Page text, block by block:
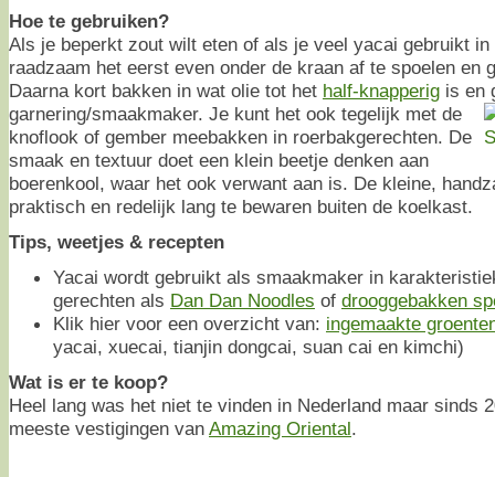
Hoe te gebruiken?
Als je beperkt zout wilt eten of als je veel yacai gebruikt
raadzaam het eerst even onder de kraan af te spoelen en
Daarna kort bakken in wat olie tot het half-knapperig is en
garnering/smaakmaker. Je kunt het ook tegelijk met de
knoflook of gember meebakken in roerbakgerechten. De
smaak en textuur doet een klein beetje denken aan
boerenkool, waar het ook verwant aan is. De kleine,
praktisch en redelijk lang te bewaren buiten de koelkast.
Tips, weetjes & recepten
Yacai wordt gebruikt als smaakmaker in
gerechten als Dan Dan Noodles of drooggebakken
Klik hier voor een overzicht van: ingemaakte
yacai, xuecai, tianjin dongcai, suan cai en kimchi)
Wat is er te koop?
Heel lang was het niet te vinden in Nederland maar sinds
meeste vestigingen van Amazing Oriental.